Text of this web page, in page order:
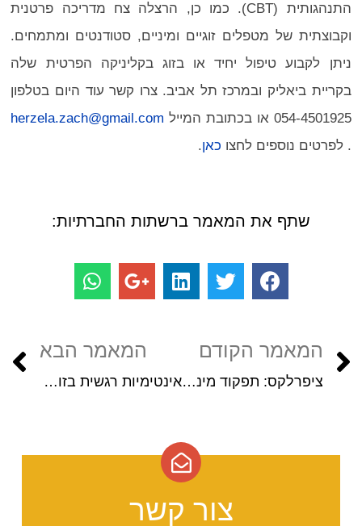
התנהגותית (CBT). כמו כן, הרצלה צח מדריכה פרטנית
וקבוצתית של מטפלים זוגיים ומיניים, סטודנטים ומתמחים.
ניתן לקבוע טיפול יחיד או בזוג בקליניקה הפרטית שלה
בקריית ביאליק ובמרכז תל אביב. צרו קשר עוד היום בטלפון
054-4501925 או בכתובת המייל
herzela.zach@gmail.com
. לפרטים נוספים לחצו כאן.
שתף את המאמר ברשתות החברתיות:
המאמר הקודם
ציפרלקס: תפקוד מיני, ירידה בחשק ופתרונות
המאמר הבא
אינטימיות רגשית בזוגיות: כיצד ליצור חיבור רגשי ופתיחות
צור קשר